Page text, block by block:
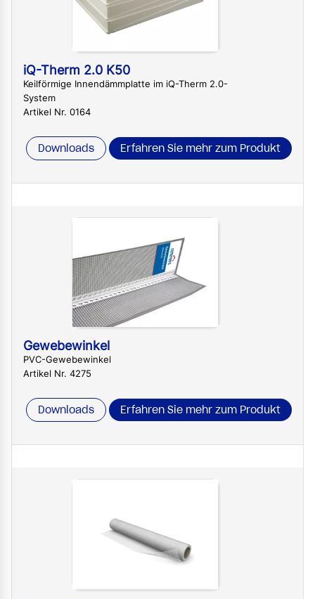
iQ-Therm 2.0 K50
Keilförmige Innendämmplatte im iQ-Therm 2.0-
System
Artikel Nr. 0164
Downloads Erfahren Sie mehr zum Produkt
Gewebewinkel
PVC-Gewebewinkel
Artikel Nr. 4275
Downloads Erfahren Sie mehr zum Produkt